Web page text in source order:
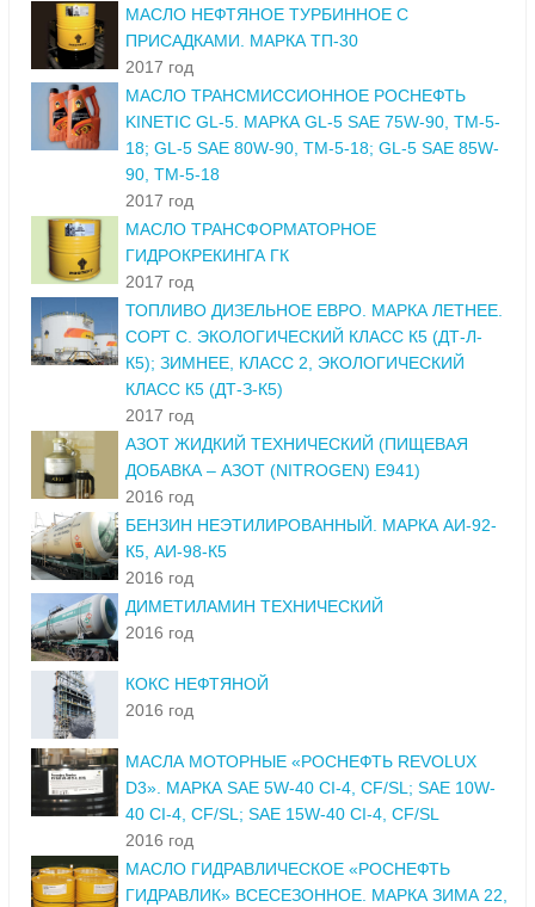
МАСЛО НЕФТЯНОЕ ТУРБИННОЕ С
ПРИСАДКАМИ. МАРКА ТП-30
2017 год
МАСЛО ТРАНСМИССИОННОЕ РОСНЕФТЬ
KINETIC GL-5. МАРКА GL-5 SAE 75W-90, ТМ-5-
18; GL-5 SAE 80W-90, ТМ-5-18; GL-5 SAE 85W-
90, ТМ-5-18
2017 год
МАСЛО ТРАНСФОРМАТОРНОЕ
ГИДРОКРЕКИНГА ГК
2017 год
ТОПЛИВО ДИЗЕЛЬНОЕ ЕВРО. МАРКА ЛЕТНЕЕ.
СОРТ С. ЭКОЛОГИЧЕСКИЙ КЛАСС К5 (ДТ-Л-
К5); ЗИМНЕЕ, КЛАСС 2, ЭКОЛОГИЧЕСКИЙ
КЛАСС К5 (ДТ-З-К5)
2017 год
АЗОТ ЖИДКИЙ ТЕХНИЧЕСКИЙ (ПИЩЕВАЯ
ДОБАВКА – АЗОТ (NITROGEN) E941)
2016 год
БЕНЗИН НЕЭТИЛИРОВАННЫЙ. МАРКА АИ-92-
К5, АИ-98-К5
2016 год
ДИМЕТИЛАМИН ТЕХНИЧЕСКИЙ
2016 год
КОКС НЕФТЯНОЙ
2016 год
МАСЛА МОТОРНЫЕ «РОСНЕФТЬ REVOLUX
D3». МАРКА SAE 5W-40 CI-4, CF/SL; SAE 10W-
40 CI-4, CF/SL; SAE 15W-40 CI-4, CF/SL
2016 год
МАСЛО ГИДРАВЛИЧЕСКОЕ «РОСНЕФТЬ
ГИДРАВЛИК» ВСЕСЕЗОННОЕ. МАРКА ЗИМА 22,